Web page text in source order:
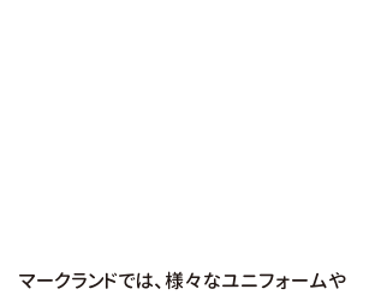
マークランドでは、様々なユニフォームや